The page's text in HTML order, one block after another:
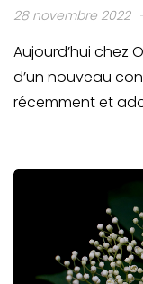
28 novembre 2022
Aujourd’hui chez
d’un nouveau
récemment et